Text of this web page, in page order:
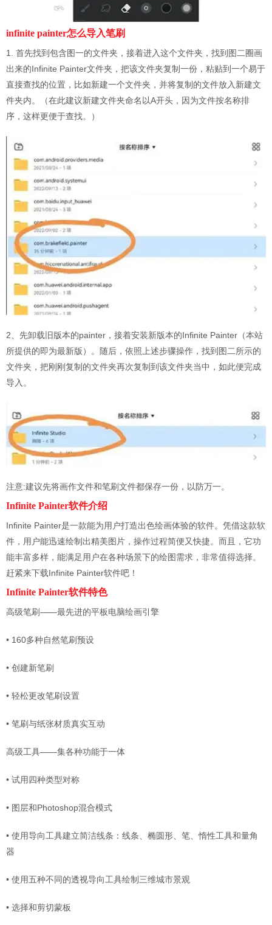
infinite painter怎么导入笔刷
1. 首先找到包含图一的文件夹，接着进入这个文件夹，找到图二圈画
出来的Infinite Painter文件夹，把该文件夹复制一份，粘贴到一个易于
直接查找的位置，比如新建一个文件夹，并将复制的文件放入新建文
件夹内。（在此建议新建文件夹命名以A开头，因为文件按名称排
序，这样更便于查找。）
2、先卸载旧版本的painter，接着安装新版本的Infinite Painter（本站
所提供的即为最新版）。随后，依照上述步骤操作，找到图二所示的
文件夹，把刚刚复制的文件夹再次复制到该文件夹当中，如此便完成
导入。
注意:建议先将画作文件和笔刷文件都保存一份，以防万一。
Infinite Painter软件介绍
Infinite Painter是一款能为用户打造出色绘画体验的软件。凭借这款软
件，用户能迅速绘制出精美图片，操作过程简便又快捷。而且，它功
能丰富多样，能满足用户在各种场景下的绘图需求，非常值得选择。
赶紧来下载Infinite Painter软件吧！
Infinite Painter软件特色
高级笔刷——最先进的平板电脑绘画引擎
• 160多种自然笔刷预设
• 创建新笔刷
• 轻松更改笔刷设置
• 笔刷与纸张材质真实互动
高级工具——集各种功能于一体
• 试用四种类型对称
• 图层和Photoshop混合模式
• 使用导向工具建立简洁线条：线条、椭圆形、笔、惰性工具和量角
器
• 使用五种不同的透视导向工具绘制三维城市景观
• 选择和剪切蒙板